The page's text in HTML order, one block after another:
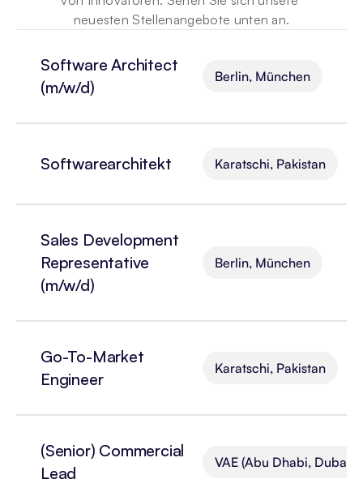
neuesten Stellenangebote unten an.
Software Architect
(m/w/d)
Berlin, München
Softwarearchitekt Karatschi, Pakistan
Sales Development
Representative
(m/w/d)
Berlin, München
Go-To-Market
Engineer
Karatschi, Pakistan
(Senior) Commercial
Lead
VAE (Abu Dhabi, Dubai)